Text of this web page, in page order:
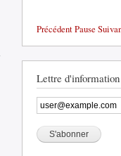
de
RENCONTRE
AVEC
FELIX
PrécédentPause
Lettre d'information